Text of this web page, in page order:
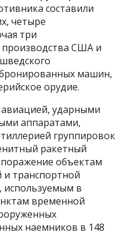
составили
четыре
три
США и
машин,
орудие.
ударными
аппаратами,
группировок
ракетный
объектам
и транспортной
используемым в
временной
наемников в 148